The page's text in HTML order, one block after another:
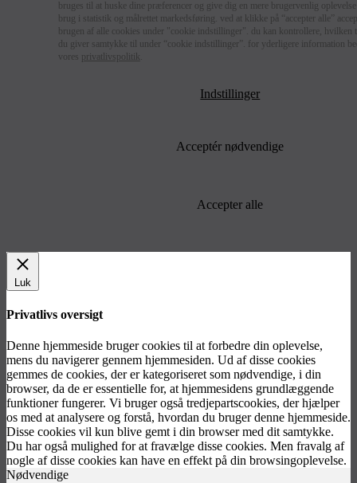
bruges til at huske dine præferencer og give dig en mere brugervenlig
brug i statistik og målrettet markedsføring. ved at klikke på “accepter alle”
brugen af alle cookies under "cookie indstillinger". du kan kontrollere, hvilken
du giver samtykke til under “cookie indstillinger”. for yderligere information
vores privatlivspolitik
Indstillinger
Acceptér nødvendige
Accepter alle
Luk
Privatlivs oversigt
Denne hjemmeside bruger cookies til at forbedre din oplevelse,
mens du navigerer gennem hjemmesiden. Ud af disse cookies
gemmes de cookies, der er kategoriseret som nødvendige, i din
browser, da de er essentielle for, at hjemmesidens grundlæggende
funktioner fungerer. Vi bruger også tredjepartscookies, der hjælper
os med at analysere og forstå, hvordan du bruger denne hjemmeside.
Disse cookies vil kun blive gemt i din browser med dit samtykke.
Du har også mulighed for at fravælge disse cookies. Men fravalg af
nogle af disse cookies kan have en effekt på din browsingoplevelse.
Nødvendige